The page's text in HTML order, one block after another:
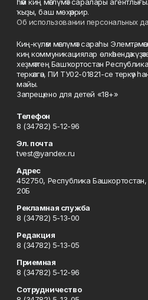
ҡыҙы, баш мөхәррир.
Об использовании персональных
Киң-күләм мәғлүмәт сараһы Элемтә,
киң коммуникациялар өлкәһендә
хеҙмәттең Башҡортостан
теркәлгән, ПИ ТУ02-01821-се теркәү
майы.
Запрещено для детей «18+»
Телефон
8 (34782) 5-12-96
Эл. почта
tvest@yandex.ru
Адрес
452750, Республика
20Б
Рекламная служба
8 (34782) 5-13-00
Редакция
8 (34782) 5-13-05
Приемная
8 (34782) 5-12-96
Сотрудничество